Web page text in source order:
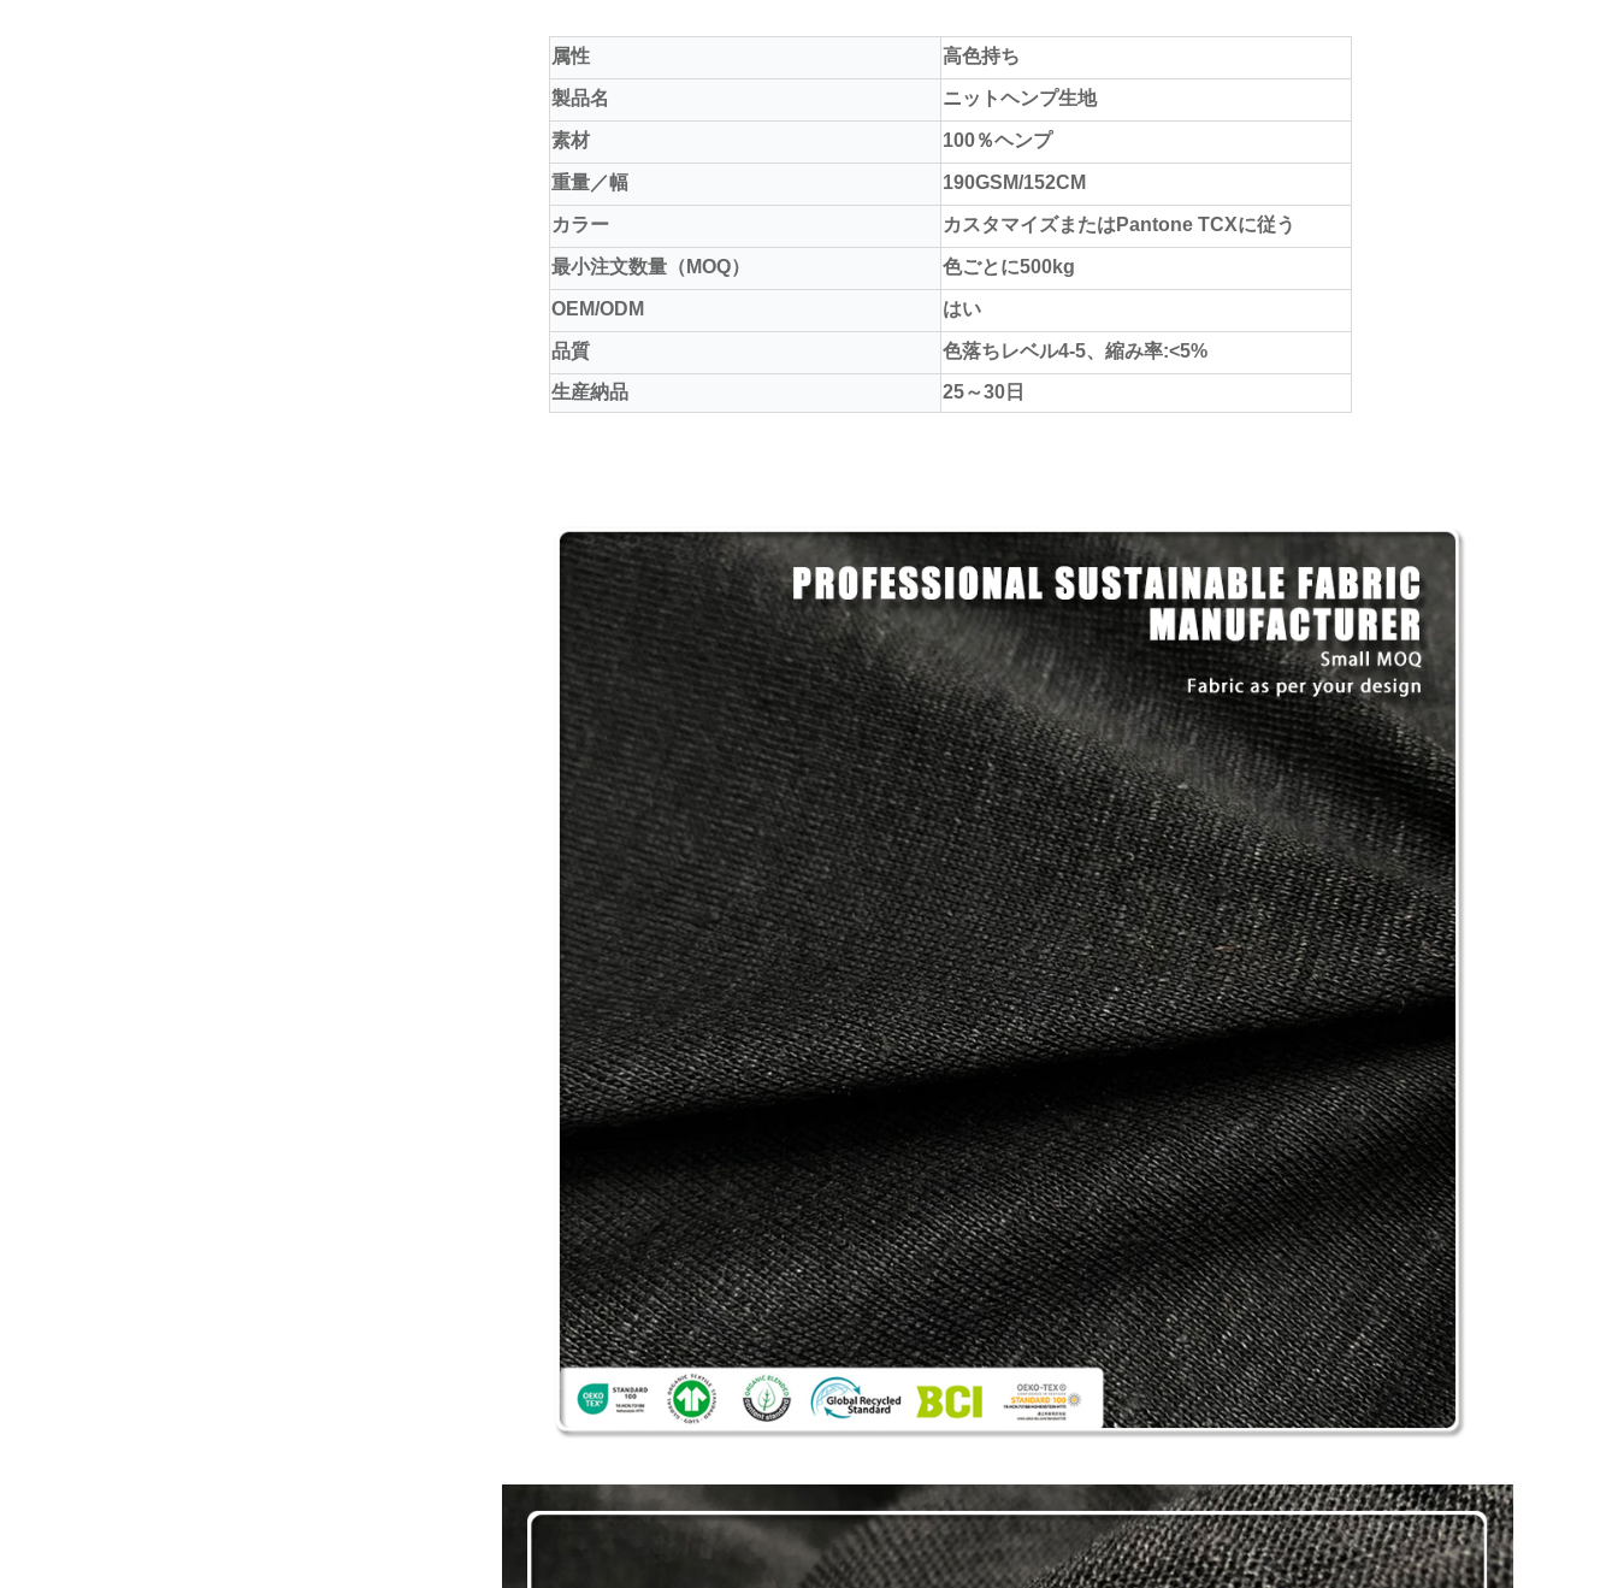
属性 高色持ち
製品名 ニットヘンプ生地
素材 100％ヘンプ
重量／幅 190GSM/152CM
カラー カスタマイズまたはPantone TCXに従う
最小注文数量（MOQ） 色ごとに500kg
OEM/ODM はい
品質
色落ちレベル4-5、縮み率:<5%
生産納品
25～30日